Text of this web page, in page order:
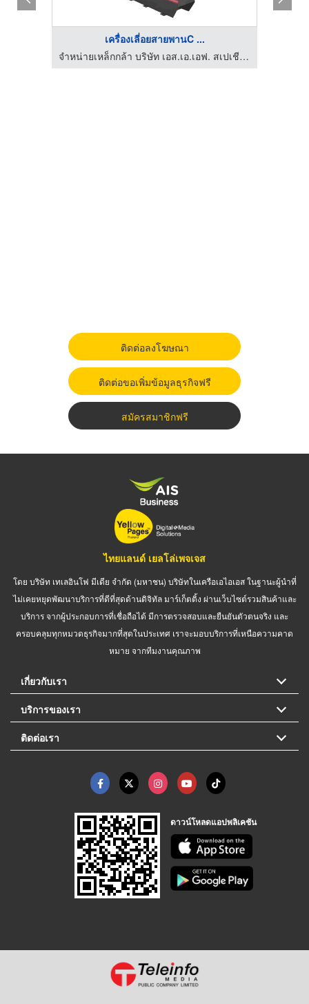
เครื่องเลี่อยสายพานC ...
จำหน่ายเหล็กกล้า บริษัท เอส.เอ.เอฟ. สเปเชียล สตีล จำกัด
ติดต่อลงโฆษณา
ติดต่อขอเพิ่มข้อมูลธุรกิจฟรี
สมัครสมาชิกฟรี
ไทยแลนด์ เยลโล่เพจเจส
โดย บริษัท เทเลอินโฟ มีเดีย จำกัด (มหาชน) บริษัทในเครือเอไอเอส ในฐานะผู้นำที่
ไม่เคยหยุดพัฒนาบริการที่ดีที่สุดด้านดิจิทัล มาร์เก็ตติ้ง ผ่านเว็บไซต์รวมสินค้าและ
บริการ จากผู้ประกอบการที่เชื่อถือได้ มีการตรวจสอบและยืนยันตัวตนจริง และ
ครอบคลุมทุกหมวดธุรกิจมากที่สุดในประเทศ เราจะมอบบริการที่เหนือความคาด
หมาย จากทีมงานคุณภาพ
เกี่ยวกับเรา
บริการของเรา
ติดต่อเรา
ดาวน์โหลดแอปพลิเคชัน